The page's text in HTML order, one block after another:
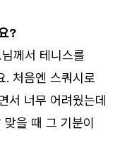
?
께서 테니스를
. 처음엔 스쿼시로
서 너무 어려웠는데
을 때 그 기분이